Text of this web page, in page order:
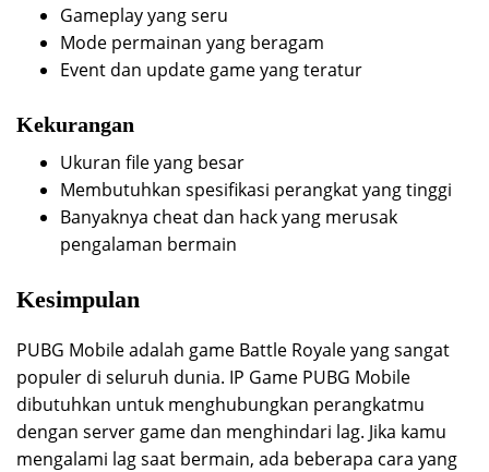
Gameplay yang seru
Mode permainan yang beragam
Event dan update game yang teratur
Kekurangan
Ukuran file yang besar
Membutuhkan spesifikasi perangkat yang tinggi
Banyaknya cheat dan hack yang merusak
pengalaman bermain
Kesimpulan
PUBG Mobile adalah game Battle Royale yang sangat
populer di seluruh dunia. IP Game PUBG Mobile
dibutuhkan untuk menghubungkan perangkatmu
dengan server game dan menghindari lag. Jika kamu
mengalami lag saat bermain, ada beberapa cara yang